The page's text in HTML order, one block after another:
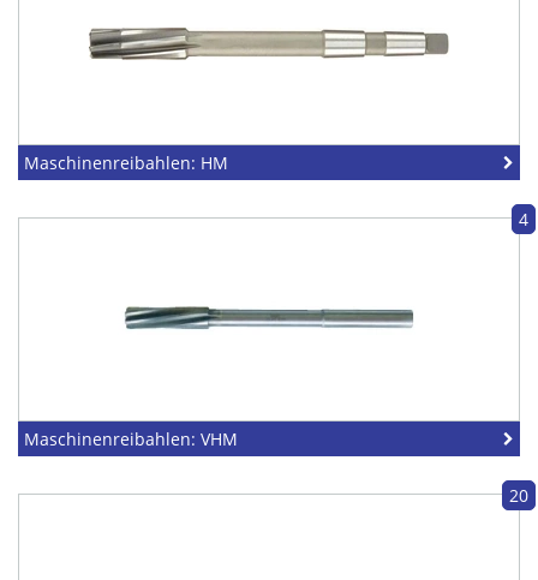
Maschinenreibahlen: HM
4
Maschinenreibahlen: VHM
20